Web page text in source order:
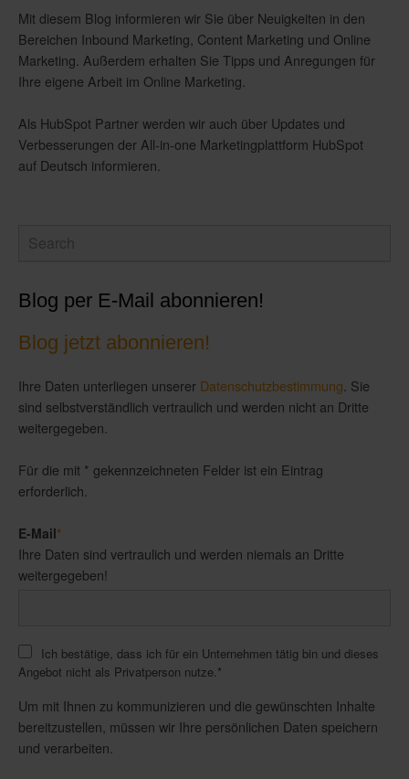
Mit diesem Blog informieren wir Sie über Neuigkeiten in den
Bereichen Inbound Marketing, Content Marketing und Online
Marketing. Außerdem erhalten Sie Tipps und Anregungen für
Ihre eigene Arbeit im Online Marketing.
Als HubSpot Partner werden wir auch über Updates und
Verbesserungen der All-in-one Marketingplattform HubSpot
auf Deutsch informieren.
Blog per E-Mail abonnieren!
Blog jetzt abonnieren!
Ihre Daten unterliegen unserer Datenschutzbestimmung. Sie
sind selbstverständlich vertraulich und werden nicht an Dritte
weitergegeben.
Für die mit * gekennzeichneten Felder ist ein Eintrag
erforderlich.
E-Mail*
Ihre Daten sind vertraulich und werden niemals an Dritte
weitergegeben!
Ich bestätige, dass ich für ein Unternehmen tätig bin und dieses
Angebot nicht als Privatperson nutze.*
Um mit Ihnen zu kommunizieren und die gewünschten Inhalte
bereitzustellen, müssen wir Ihre persönlichen Daten speichern
und verarbeiten.